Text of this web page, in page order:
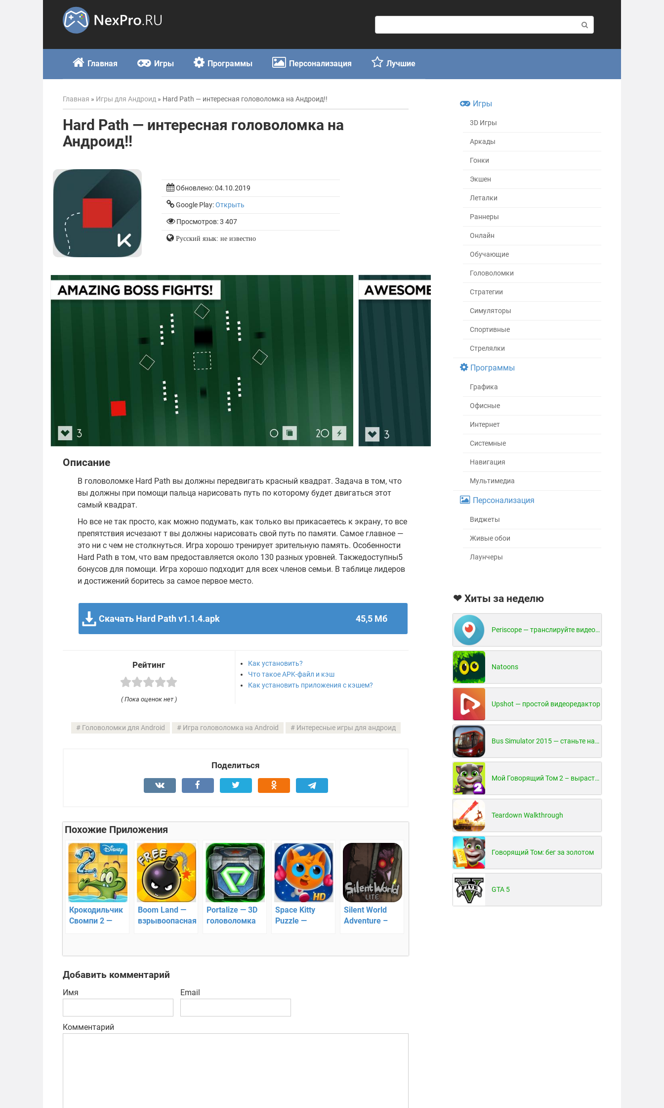
о
с
к
:
Главная Игры Программы Персонализация Лучшие
Главная » Игры для Андроид » Hard Path — интересная головоломка на Андроид!!
Hard Path — интересная головоломка на
Андроид!!
Обновлено:04.10.2019
Google Play:Открыть
Просмотров: 3 407
Русский язык: не известно
Описание
В головоломке Hard Path вы должны передвигать красный квадрат. Задача в том, что
вы должны при помощи пальца нарисовать путь по которому будет двигаться этот
самый квадрат.
Но все не так просто, как можно подумать, как только вы прикасаетесь к экрану, то все
препятствия исчезают т вы должны нарисовать свой путь по памяти. Самое главное —
это ни с чем не столкнуться. Игра хорошо тренирует зрительную память. Особенности
Hard Path в том, что вам предоставляется около 130 разных уровней. Такжедоступны5
бонусов для помощи. Игра хорошо подходит для всех членов семьи. В таблице лидеров
и достижений боритесь за самое первое место.
Скачать Hard Path v1.1.4.apk 45,5 Мб
Рейтинг
( Пока оценок нет )
Как установить?
Что такое APK-файл и кэш
Как установить приложения с кэшем?
Головоломки для Android Игра головоломка на Android Интересные игры для андроид
Поделиться
Похожие Приложения
Крокодильчик
Свомпи 2 —
водой
Boom Land —
взрывоопасная
Portalize — 3D
головоломка
Space Kitty
Puzzle —
про котика!
Silent World
Adventure –
Добавить комментарий
Имя Email
Комментарий
Игры
3D Игры
Аркады
Гонки
Экшен
Леталки
Раннеры
Онлайн
Обучающие
Головоломки
Стратегии
Симуляторы
Спортивные
Стрелялки
Программы
Графика
Офисные
Интернет
Системные
Навигация
Мультимедиа
Персонализация
Виджеты
Живые обои
Лаунчеры
❤ Хиты за неделю
Periscope — транслируйте видео в реальном времени!
Natoons
Upshot — простой видеоредактор
Bus Simulator 2015 — станьте настоящим водителем автобуса!
Мой Говорящий Том 2 – вырасти и воспитай своего котенка
Teardown Walkthrough
Говорящий Том: бег за золотом
GTA 5